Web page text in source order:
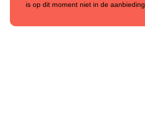
is op dit moment niet in de aanbieding.